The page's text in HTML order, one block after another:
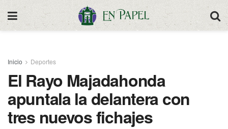
Inicio Deportes
El Rayo Majadahonda
apuntala la delantera con
tres nuevos fichajes